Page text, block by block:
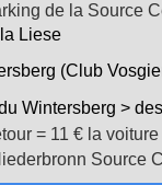
de la Source
Liese
(Club
Wintersberg >
= 11 € la voiture
Source